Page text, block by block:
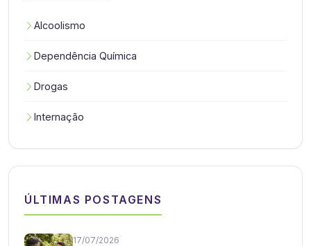
Alcoolismo
Dependência Química
Drogas
Internação
ÚLTIMAS POSTAGENS
17/07/2026